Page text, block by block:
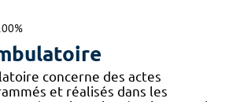
concerne des actes
et réalisés dans les